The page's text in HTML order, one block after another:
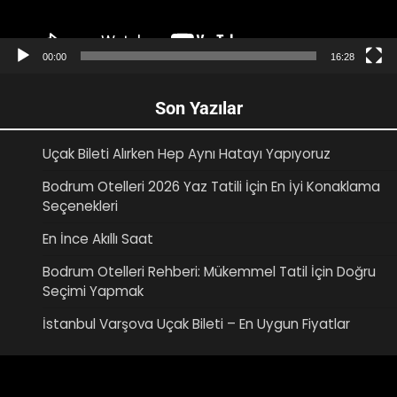
00:00 16:28
Son Yazılar
Uçak Bileti Alırken Hep Aynı Hatayı Yapıyoruz
Bodrum Otelleri 2026 Yaz Tatili İçin En İyi Konaklama
Seçenekleri
En İnce Akıllı Saat
Bodrum Otelleri Rehberi: Mükemmel Tatil İçin Doğru
Seçimi Yapmak
İstanbul Varşova Uçak Bileti – En Uygun Fiyatlar